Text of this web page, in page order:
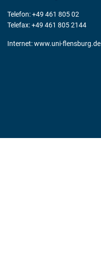
Telefon: +49 461 805 02
Telefax: +49 461 805 2144
Internet:www.uni-flensburg.de